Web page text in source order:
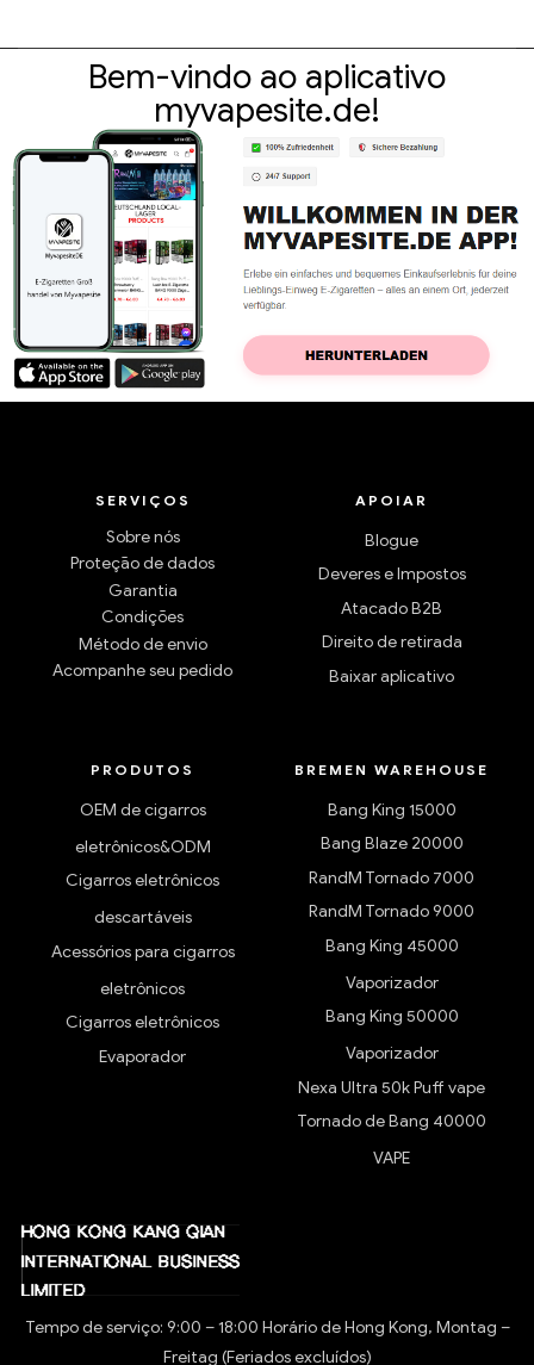
Bem-vindo ao aplicativo
myvapesite.de!
SERVIÇOS
Sobre nós
Proteção de dados
Garantia
Condições
Método de envio
Acompanhe seu pedido
APOIAR
Blogue
Deveres e Impostos
Atacado B2B
Direito de retirada
Baixar aplicativo
PRODUTOS
OEM de cigarros
eletrônicos&ODM
Cigarros eletrônicos
descartáveis
Acessórios para cigarros
eletrônicos
Cigarros eletrônicos
Evaporador
BREMEN WAREHOUSE
Bang King 15000
Bang Blaze 20000
RandM Tornado 7000
RandM Tornado 9000
Bang King 45000
Vaporizador
Bang King 50000
Vaporizador
Nexa Ultra 50k Puff vape
Tornado de Bang 40000
VAPE
Tempo de serviço: 9:00 – 18:00 Horário de Hong Kong, Montag –
Freitag (Feriados excluídos)